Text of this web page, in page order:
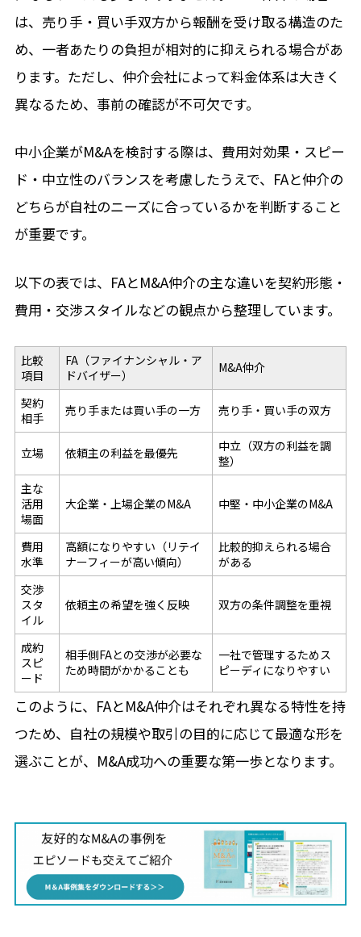
は、売り手・買い手双方から報酬を受け取る構造のた
め、一者あたりの負担が相対的に抑えられる場合があ
ります。ただし、仲介会社によって料金体系は大きく
異なるため、事前の確認が不可欠です。
中小企業がM&Aを検討する際は、費用対効果・スピー
ド・中立性のバランスを考慮したうえで、FAと仲介の
どちらが自社のニーズに合っているかを判断すること
が重要です。
以下の表では、FAとM&A仲介の主な違いを契約形態・
費用・交渉スタイルなどの観点から整理しています。
比較
項目
FA（ファイナンシャル・ア
ドバイザー）
M&A仲介
契約
相手
売り手または買い手の一方 売り手・買い手の双方
立場 依頼主の利益を最優先
中立（双方の利益を調
整）
主な
活用
場面
大企業・上場企業のM&A 中堅・中小企業のM&A
費用
水準
高額になりやすい（リテイ
ナーフィーが高い傾向）
比較的抑えられる場合
がある
交渉
スタ
イル
依頼主の希望を強く反映 双方の条件調整を重視
成約
スピ
ード
相手側FAとの交渉が必要な
ため時間がかかることも
一社で管理するためス
ピーディになりやすい
このように、FAとM&A仲介はそれぞれ異なる特性を持
つため、自社の規模や取引の目的に応じて最適な形を
選ぶことが、M&A成功への重要な第一歩となります。